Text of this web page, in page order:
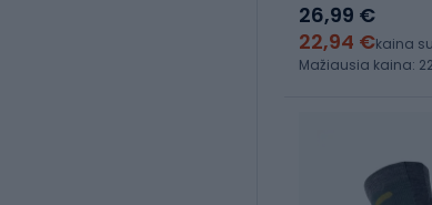
26,99 €
22,94 €kaina
Mažiausia kaina: